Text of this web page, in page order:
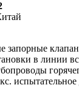
запорные
в линии
испытательное